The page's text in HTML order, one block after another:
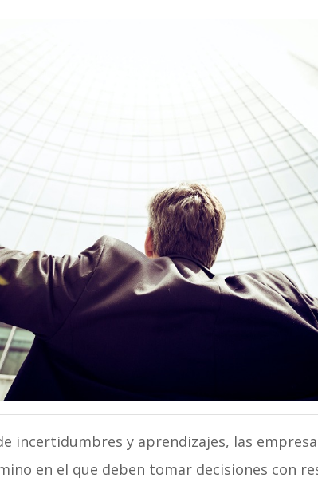
incertidumbres y aprendizajes, las
en el que deben tomar decisiones con